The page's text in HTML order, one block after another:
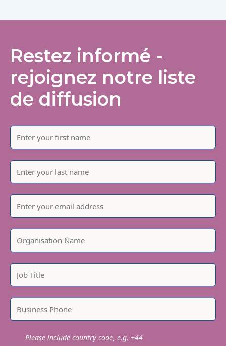
Restez informé -
rejoignez notre liste
de diffusion
Please include country code, e.g. +44